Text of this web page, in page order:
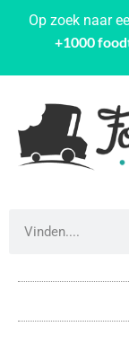
Op zoek naar
+1000